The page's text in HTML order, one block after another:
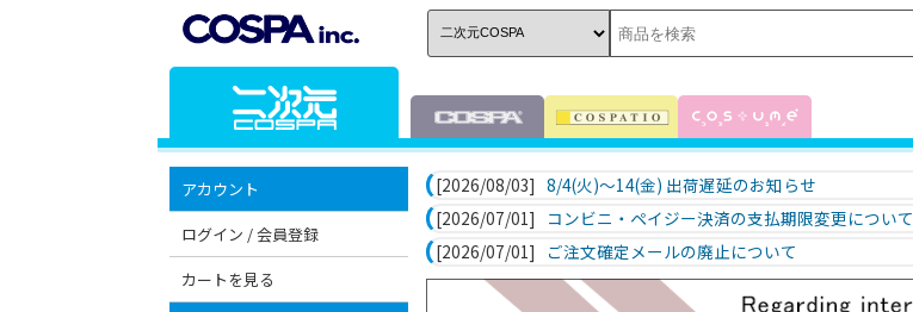
アカウント
ログイン / 会員登録
カートを見る
[2026/08/03] 8/4(火)～14(金) 出荷遅延のお知らせ
[2026/07/01]
コンビニ・ペイジー決済の支払期限変更について
[2026/07/01]
ご注文確定メールの廃止について